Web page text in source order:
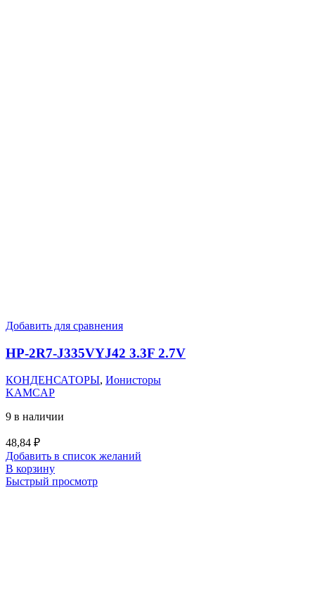
Добавить для сравнения
HP-2R7-J335VYJ42 3.3F 2.7V
КОНДЕНСАТОРЫ, Ионисторы
KAMCAP
9 в наличии
48,84 ₽
Добавить в список желаний
В корзину
Быстрый просмотр